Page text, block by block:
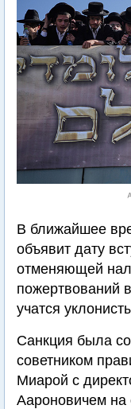
В ближайшее
объявит дату
отменяющей
пожертвований
учатся
Санкция была
советником
Миарой с
Аароновичем